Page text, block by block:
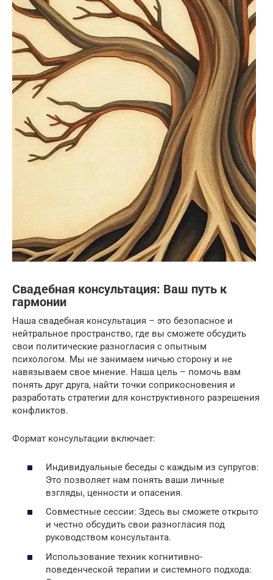
Свадебная консультация: Ваш путь к
гармонии
Наша свадебная консультация – это безопасное и
нейтральное пространство, где вы сможете обсудить
свои политические разногласия с опытным
психологом. Мы не занимаем ничью сторону и не
навязываем свое мнение. Наша цель – помочь вам
понять друг друга, найти точки соприкосновения и
разработать стратегии для конструктивного разрешения
конфликтов.
Формат консультации включает:
Индивидуальные беседы с каждым из супругов:
Это позволяет нам понять ваши личные
взгляды, ценности и опасения.
Совместные сессии: Здесь вы сможете открыто
и честно обсудить свои разногласия под
руководством консультанта.
Использование техник когнитивно-
поведенческой терапии и системного подхода: